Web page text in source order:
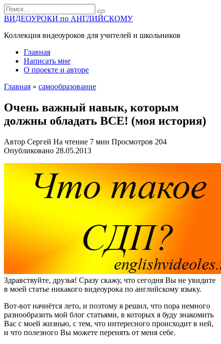
Перейти
к
содержанию
Search
for:
ВИДЕОУРОКИ по АНГЛИЙСКОМУ
Коллекция видеоуроков для учителей и школьников
Главная
Написать мне
О проекте и авторе
Главная » самообразование
Очень важный навык, которым
должны обладать ВСЕ! (моя история)
Автор Сергей На чтение 7 мин Просмотров 204
Опубликовано 28.05.2013
Здравствуйте, друзья! Сразу скажу, что сегодня Вы не увидите
в моей статье никакого видеоурока по английскому языку.
Вот-вот начнётся лето, и поэтому я решил, что пора немного
разнообразить мой блог статьями, в которых я буду знакомить
Вас с моей жизнью, с тем, что интересного происходит в ней,
и что полезного Вы можете перенять от меня себе.